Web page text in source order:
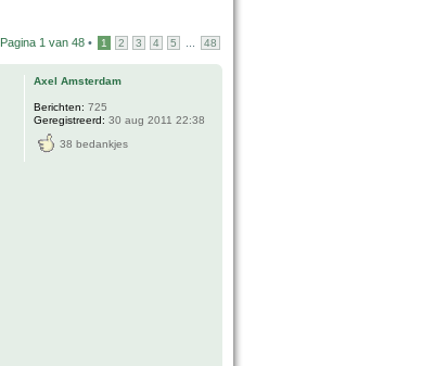
Pagina 1 van 48 • 1 2 3 4 5 48
Axel Amsterdam
Berichten: 725
Geregistreerd: 30 aug 2011 22:38
38 bedankjes